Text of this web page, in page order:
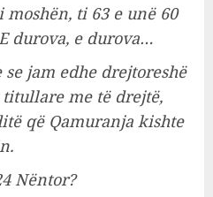
ti 63 e unë 60
durova, e durova…
se jam edhe drejtoreshë
me të drejtë,
që Qamuranja kishte
Nëntor?